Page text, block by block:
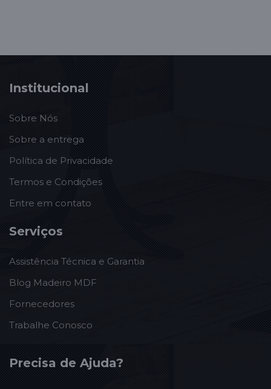
Institucional
Sobre Nós
Sobre a entrega
Política de Privacidade
Termos e Condições
Entre em contato
Serviços
Assistência Técnica e Garantia
Blog Madeiro MDF
Fornecedores
Trabalhe Conosco
Precisa de Ajuda?